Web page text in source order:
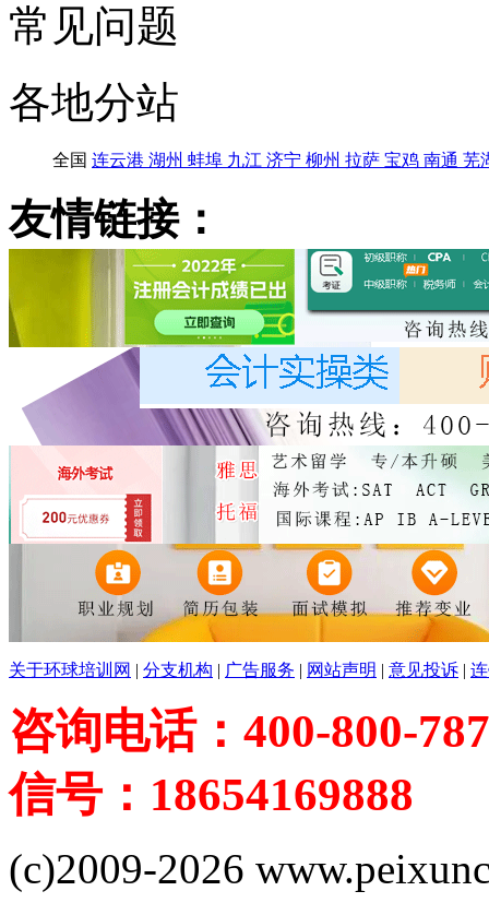
常见问题
各地分站
全国 连云港 湖州 蚌埠 九江 济宁 柳州 拉萨 宝鸡 南通 芜
友情链接：
关于环球培训网 | 分支机构 | 广告服务 | 网站声明 | 意见投诉 |
咨询电话：400-800-
信号：18654169888
(c)2009-2026